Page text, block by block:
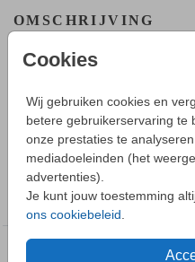
Cookies
Wij gebruiken cookies en
betere gebruikerservaring te
onze prestaties te
mediadoeleinden (het
advertenties).
Je kunt jouw toestemming
ons cookiebeleid
OMSCHRIJVING
Voorspoedig nieuwjaar. Wil je
HOE WERKT HET?
- Ontwerp een mooie kerstkaart
- Bestel daarna een proefdruk
hebt opgeslagen in je account.
- Tijdens het bestellen kun je
papiersoorten en
papiersoorten en
Toon meer
COLLECTIE
Kerstkaart